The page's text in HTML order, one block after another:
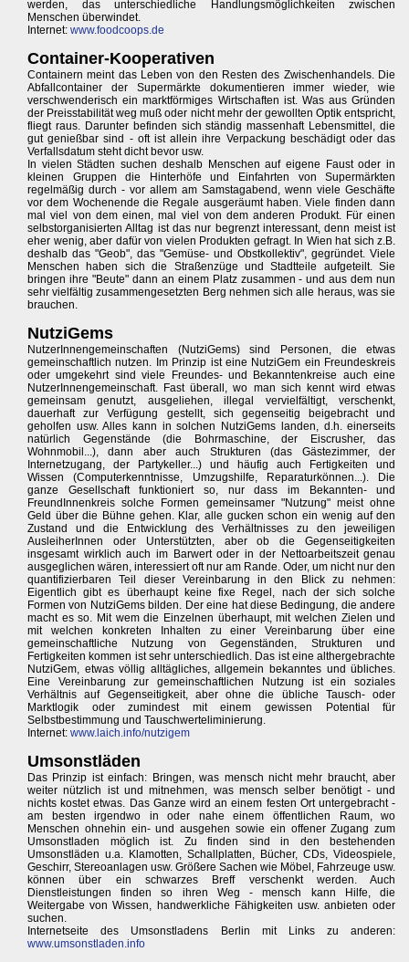
werden, das unterschiedliche Handlungsmöglichkeiten zwischen
Menschen überwindet.
Internet: www.foodcoops.de
Container-Kooperativen
Containern meint das Leben von den Resten des Zwischenhandels. Die
Abfallcontainer der Supermärkte dokumentieren immer wieder, wie
verschwenderisch ein marktförmiges Wirtschaften ist. Was aus Gründen
der Preisstabilität weg muß oder nicht mehr der gewollten Optik entspricht,
fliegt raus. Darunter befinden sich ständig massenhaft Lebensmittel, die
gut genießbar sind - oft ist allein ihre Verpackung beschädigt oder das
Verfallsdatum steht dicht bevor usw.
In vielen Städten suchen deshalb Menschen auf eigene Faust oder in
kleinen Gruppen die Hinterhöfe und Einfahrten von Supermärkten
regelmäßig durch - vor allem am Samstagabend, wenn viele Geschäfte
vor dem Wochenende die Regale ausgeräumt haben. Viele finden dann
mal viel von dem einen, mal viel von dem anderen Produkt. Für einen
selbstorganisierten Alltag ist das nur begrenzt interessant, denn meist ist
eher wenig, aber dafür von vielen Produkten gefragt. In Wien hat sich z.B.
deshalb das "Geob", das "Gemüse- und Obstkollektiv", gegründet. Viele
Menschen haben sich die Straßenzüge und Stadtteile aufgeteilt. Sie
bringen ihre "Beute" dann an einem Platz zusammen - und aus dem nun
sehr vielfältig zusammengesetzten Berg nehmen sich alle heraus, was sie
brauchen.
NutziGems
NutzerInnengemeinschaften (NutziGems) sind Personen, die etwas
gemeinschaftlich nutzen. Im Prinzip ist eine NutziGem ein Freundeskreis
oder umgekehrt sind viele Freundes- und Bekanntenkreise auch eine
NutzerInnengemeinschaft. Fast überall, wo man sich kennt wird etwas
gemeinsam genutzt, ausgeliehen, illegal vervielfältigt, verschenkt,
dauerhaft zur Verfügung gestellt, sich gegenseitig beigebracht und
geholfen usw. Alles kann in solchen NutziGems landen, d.h. einerseits
natürlich Gegenstände (die Bohrmaschine, der Eiscrusher, das
Wohnmobil...), dann aber auch Strukturen (das Gästezimmer, der
Internetzugang, der Partykeller...) und häufig auch Fertigkeiten und
Wissen (Computerkenntnisse, Umzugshilfe, Reparaturkönnen...). Die
ganze Gesellschaft funktioniert so, nur dass im Bekannten- und
FreundInnenkreis solche Formen gemeinsamer "Nutzung" meist ohne
Geld über die Bühne gehen. Klar, alle gucken schon ein wenig auf den
Zustand und die Entwicklung des Verhältnisses zu den jeweiligen
AusleiherInnen oder Unterstützten, aber ob die Gegenseitigkeiten
insgesamt wirklich auch im Barwert oder in der Nettoarbeitszeit genau
ausgeglichen wären, interessiert oft nur am Rande. Oder, um nicht nur den
quantifizierbaren Teil dieser Vereinbarung in den Blick zu nehmen:
Eigentlich gibt es überhaupt keine fixe Regel, nach der sich solche
Formen von NutziGems bilden. Der eine hat diese Bedingung, die andere
macht es so. Mit wem die Einzelnen überhaupt, mit welchen Zielen und
mit welchen konkreten Inhalten zu einer Vereinbarung über eine
gemeinschaftliche Nutzung von Gegenständen, Strukturen und
Fertigkeiten kommen ist sehr unterschiedlich. Das ist eine althergebrachte
NutziGem, etwas völlig alltägliches, allgemein bekanntes und übliches.
Eine Vereinbarung zur gemeinschaftlichen Nutzung ist ein soziales
Verhältnis auf Gegenseitigkeit, aber ohne die übliche Tausch- oder
Marktlogik oder zumindest mit einem gewissen Potential für
Selbstbestimmung und Tauschwerteliminierung.
Internet: www.laich.info/nutzigem
Umsonstläden
Das Prinzip ist einfach: Bringen, was mensch nicht mehr braucht, aber
weiter nützlich ist und mitnehmen, was mensch selber benötigt - und
nichts kostet etwas. Das Ganze wird an einem festen Ort untergebracht -
am besten irgendwo in oder nahe einem öffentlichen Raum, wo
Menschen ohnehin ein- und ausgehen sowie ein offener Zugang zum
Umsonstladen möglich ist. Zu finden sind in den bestehenden
Umsonstläden u.a. Klamotten, Schallplatten, Bücher, CDs, Videospiele,
Geschirr, Stereoanlagen usw. Größere Sachen wie Möbel, Fahrzeuge usw.
können über ein schwarzes Breff verschenkt werden. Auch
Dienstleistungen finden so ihren Weg - mensch kann Hilfe, die
Weitergabe von Wissen, handwerkliche Fähigkeiten usw. anbieten oder
suchen.
Internetseite des Umsonstladens Berlin mit Links zu anderen:
www.umsonstladen.info